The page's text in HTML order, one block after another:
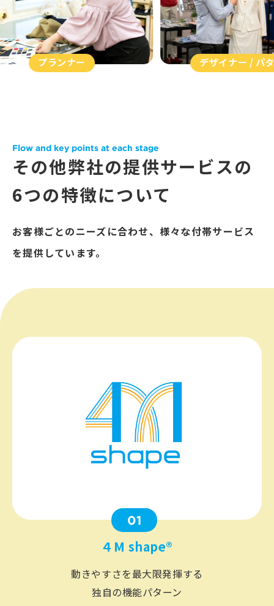
ー デザイナー / パタンナー
Flow and key points at each stage
その他弊社の提供サービスの
6つの特徴について
お客様ごとのニーズに合わせ、様々な付帯サービス
を提供しています。
01
４M shape®
動きやすさを最大限発揮する
独自の機能パターン